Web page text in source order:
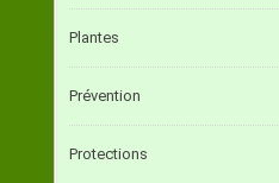
Plantes
Prévention
Protections